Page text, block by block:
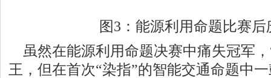
图3：能源利用命题比赛后
虽然在能源利用命题决赛中痛失冠军
王，但在首次“染指”的智能交通命题中